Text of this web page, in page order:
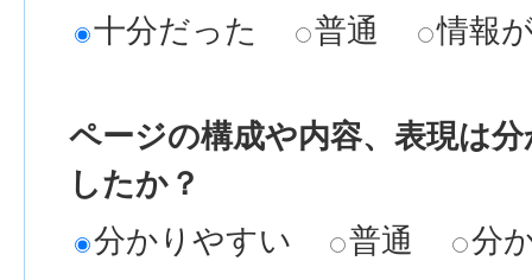
十分だった
普通 情報
ページの構成や内容、表現は
したか？
分かりやすい
普通 分